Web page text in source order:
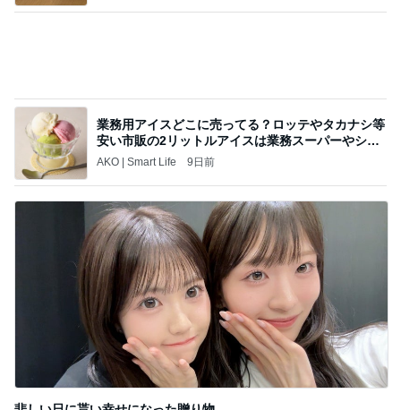
業務用アイスどこに売ってる？ロッテやタカナシ等
安い市販の2リットルアイスは業務スーパーやシャ
トレ
AKO | Smart Life 9日前